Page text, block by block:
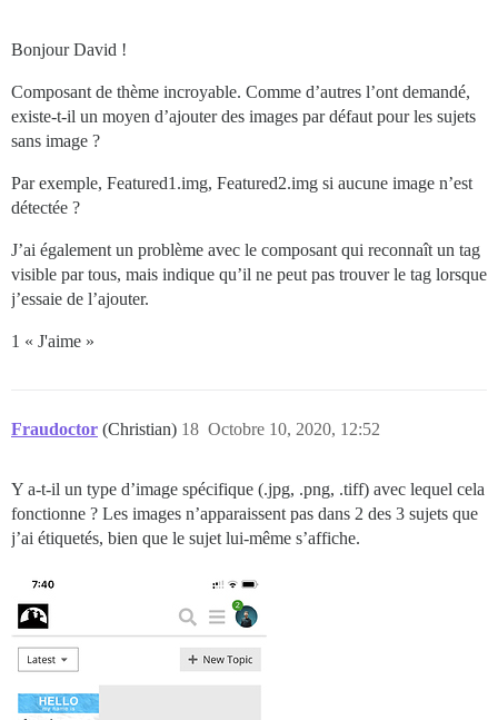
Bonjour David !
Composant de thème incroyable. Comme d’autres l’ont demandé,
existe-t-il un moyen d’ajouter des images par défaut pour les sujets
sans image ?
Par exemple, Featured1.img, Featured2.img si aucune image n’est
détectée ?
J’ai également un problème avec le composant qui reconnaît un tag
visible par tous, mais indique qu’il ne peut pas trouver le tag lorsque
j’essaie de l’ajouter.
1 « J'aime »
Fraudoctor (Christian) Octobre 10, 2020, 12:52
18
Y a-t-il un type d’image spécifique (.jpg, .png, .tiff) avec lequel cela
fonctionne ? Les images n’apparaissent pas dans 2 des 3 sujets que
j’ai étiquetés, bien que le sujet lui-même s’affiche.